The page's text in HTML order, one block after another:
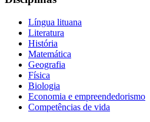
Língua lituana
Literatura
História
Matemática
Geografia
Física
Biologia
Economia e empreendedorismo
Competências de vida